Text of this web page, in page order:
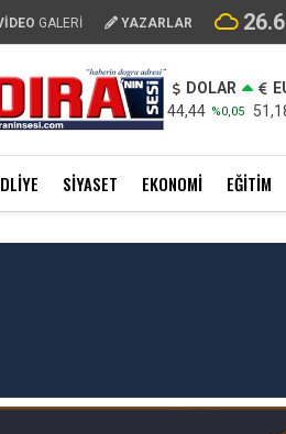
GALERİ YAZARLAR 26.6
DOLAR
44,44 %0,05
SIYASET EKONOMI EĞITIM